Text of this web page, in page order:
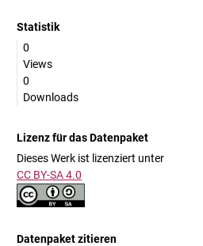
Statistik
0
Views
0
Downloads
Lizenz für das Datenpaket
Dieses Werk ist lizenziert unter
CC BY-SA 4.0
Datenpaket zitieren